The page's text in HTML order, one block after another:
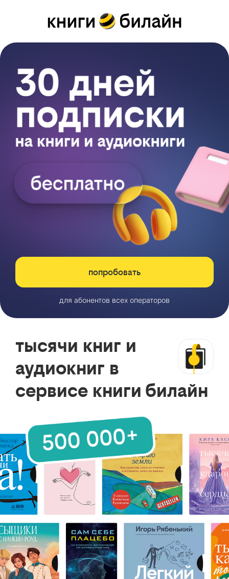
попробовать
для абонентов всех операторов
тысячи книг и
аудиокниг в
сервисе книги билайн